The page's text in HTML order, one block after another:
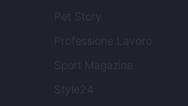
Pet Story
Professione Lavoro
Sport Magazine
Style24